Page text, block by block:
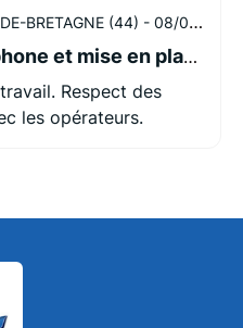
BRETAGNE (44) - 08/07/2026
Remplacement interphone et mise en place parafoudre
Respect des
les opérateurs.